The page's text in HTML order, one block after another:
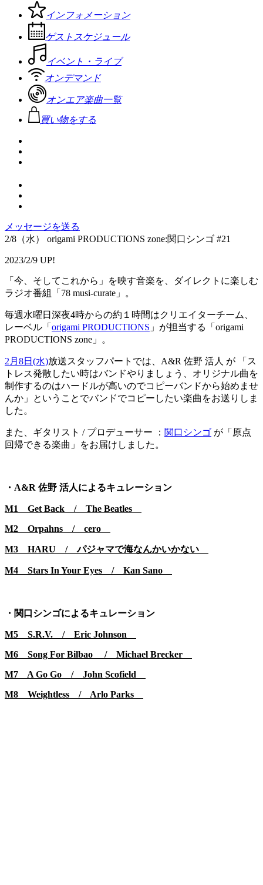
インフォメーション
ゲストスケジュール
イベント・ライブ
オンデマンド
オンエア楽曲一覧
買い物をする
メッセージを送る
2/8（水） origami PRODUCTIONS zone:関口シンゴ #21
2023/2/9 UP!
「今、そしてこれから」を映す音楽を、ダイレクトに楽しむ
ラジオ番組「78 musi-curate」。
毎週水曜日深夜4時からの約１時間はクリエイターチーム、
レーベル「 origami PRODUCTIONS 」が担当する「origami
PRODUCTIONS zone」。
2月8日(水)放送スタッフパートでは、A&R 佐野 活人 が 「ス
トレス発散したい時はバンドやりましょう、オリジナル曲を
制作するのはハードルが高いのでコピーバンドから始めませ
んか」ということでバンドでコピーしたい楽曲をお送りしま
した。
また、ギタリスト / プロデューサー ： 関口シンゴ が「原点
回帰できる楽曲」をお届けしました。
・A&R 佐野 活人によるキュレーション
M1 Get Back / The Beatles
M2 Orpahns / cero
M3 HARU / パジャマで海なんかいかない
M4 Stars In Your Eyes / Kan Sano
・関口シンゴによるキュレーション
M5 S.R.V. / Eric Johnson
M6 Song For Bilbao / Michael Brecker
M7 A Go Go / John Scofield
M8 Weightless / Arlo Parks